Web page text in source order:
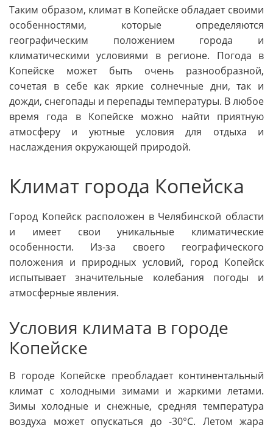
Таким образом, климат в Копейске обладает своими
особенностями, которые определяются
географическим положением города и
климатическими условиями в регионе. Погода в
Копейске может быть очень разнообразной,
сочетая в себе как яркие солнечные дни, так и
дожди, снегопады и перепады температуры. В любое
время года в Копейске можно найти приятную
атмосферу и уютные условия для отдыха и
наслаждения окружающей природой.
Климат города Копейска
Город Копейск расположен в Челябинской области
и имеет свои уникальные климатические
особенности. Из-за своего географического
положения и природных условий, город Копейск
испытывает значительные колебания погоды и
атмосферные явления.
Условия климата в городе
Копейске
В городе Копейске преобладает континентальный
климат с холодными зимами и жаркими летами.
Зимы холодные и снежные, средняя температура
воздуха может опускаться до -30°C. Летом жара